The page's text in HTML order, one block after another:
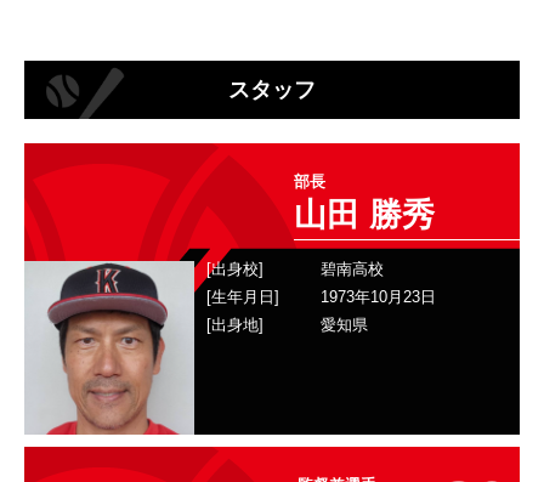
スタッフ
部長
山田 勝秀
[出身校]
碧南高校
[生年月日]
1973年10月23日
[出身地]
愛知県